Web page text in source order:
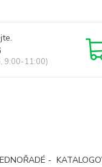
9:00-11:00)
-